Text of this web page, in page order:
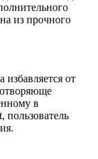
из прочного
избавляется от
в